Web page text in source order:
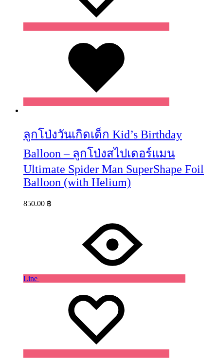
ลูกโป่งวันเกิดเด็ก Kid’s Birthday
Balloon – ลูกโป่งสไปเดอร์แมน
Ultimate Spider Man SuperShape Foil
Balloon (with Helium)
850.00 ฿
Line